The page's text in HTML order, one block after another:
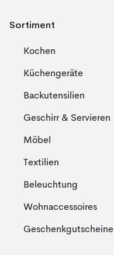
Sortiment
Kochen
Küchengeräte
Backutensilien
Geschirr & Servieren
Möbel
Textilien
Beleuchtung
Wohnaccessoires
Geschenkgutscheine